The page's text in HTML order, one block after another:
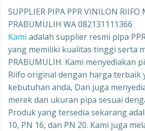
SUPPLIER PIPA PPR VINILON RIIFO
PRABUMULIH WA 082131111366
Kami adalah supplier resmi pipa
yang memiliki kualitas tinggi serta
PRABUMULIH. Kami menyediakan
Riifo original dengan harga terbaik
kebutuhan anda, Dan juga
merek dan ukuran pipa sesuai
Produk yang tersedia sekarang
10, PN 16, dan PN 20. Kami juga